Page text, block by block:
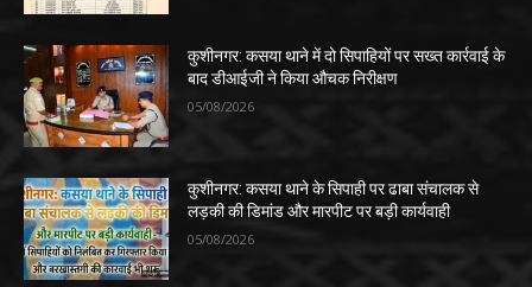
कुशीनगर: कसया थाने में दो सिपाहियों पर सख्त कार्रवाई के
बाद डीआईजी ने किया औचक निरीक्षण
05/08/2026
कुशीनगर: कसया थाने के सिपाही पर ढाबा संचालक से
लड़की की डिमांड और मारपीट पर बड़ी कार्यवाही
05/08/2026